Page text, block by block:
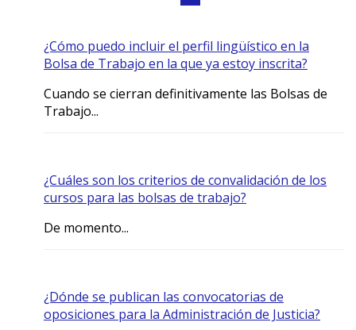
¿Cómo puedo incluir el perfil lingüístico en la
Bolsa de Trabajo en la que ya estoy inscrita?
Cuando se cierran definitivamente las Bolsas de
Trabajo...
¿Cuáles son los criterios de convalidación de los
cursos para las bolsas de trabajo?
De momento...
¿Dónde se publican las convocatorias de
oposiciones para la Administración de Justicia?